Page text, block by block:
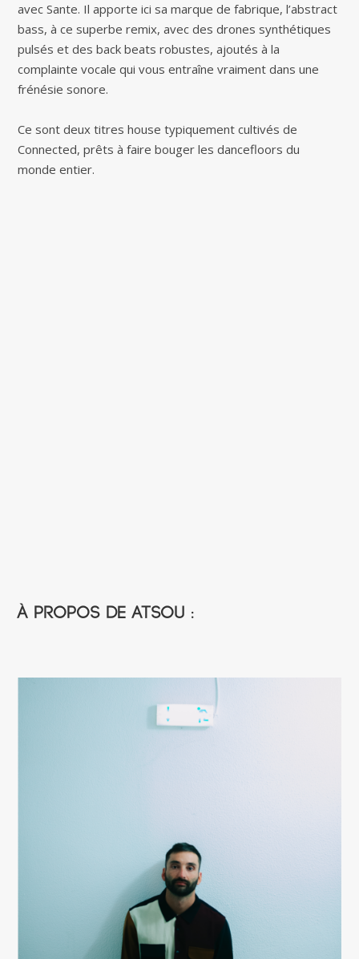
avec Sante. Il apporte ici sa marque de fabrique, l’abstract
bass, à ce superbe remix, avec des drones synthétiques
pulsés et des back beats robustes, ajoutés à la
complainte vocale qui vous entraîne vraiment dans une
frénésie sonore.
Ce sont deux titres house typiquement cultivés de
Connected, prêts à faire bouger les dancefloors du
monde entier.
À propos de Atsou :